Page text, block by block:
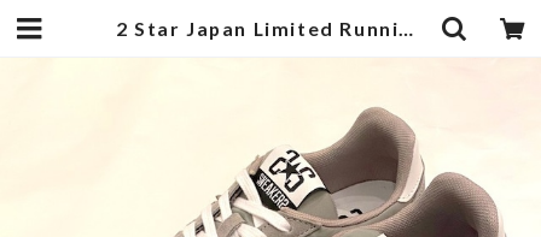
2 Star Japan Limited Running(2S087) Gray × White | 武蔵小杉のセレクトショップ【ナクール】-nakool-